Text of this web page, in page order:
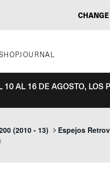
JOURNAL
10 AL 16 DE AGOSTO, LOS
(2010 - 13)
Espejos